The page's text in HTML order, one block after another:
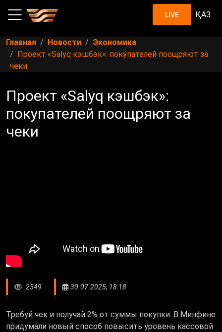
LIVE ҚАЗ
Главная Новости
Экономика
Проект «Salyq кэшбэк»: покупателей поощряют за
чеки
Проект «Salyq кэшбэк»:
покупателей поощряют за
чеки
2549 30.07.2025, 18:18
Требуй чек и получай 2% от суммы покупки. В Минфине
придумали новый способ повысить уровень кассовой